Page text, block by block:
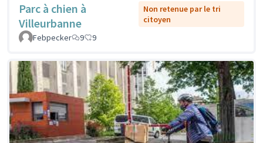
Parc à chien à
Villeurbanne
Non retenue par le tri
citoyen
Febpecker
9 9